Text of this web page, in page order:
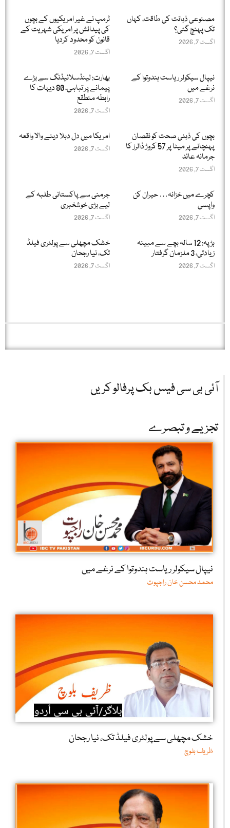
مصنوعی ذہانت کی طاقت، کہاں
تک پہنچ گئی؟
اگست 7, 2026
ٹرمپ نے غیر امریکیوں کے بچوں
کی پیدائش پر امریکی شہریت کے
قانون کو محدود کردیا
اگست 7, 2026
نیپال سیکولر ریاست ہندوتوا کے
نرغے میں
اگست 7, 2026
بھارت: لینڈسلائیڈنگ سے بڑے
پیمانے پر تباہی، 80 دیہات کا
رابطہ منطقع
اگست 7, 2026
بچوں کی ذہنی صحت کو نقصان
پہنچانے پر میٹا پر 57 کروڑ ڈالرز کا
جرمانہ عائد
اگست 7, 2026
امریکا میں دل دہلا دینے والا واقعہ
اگست 7, 2026
کچرے میں خزانہ… حیران کن
واپسی
اگست 7, 2026
جرمنی سے پاکستانی طلبہ کے
لیے بڑی خوشخبری
اگست 7, 2026
ہڑپہ: 12 سالہ بچے سے مبینہ
زیادتی، 3 ملزمان گرفتار
اگست 7, 2026
خشک مچھلی سے پولٹری فیلڈ
تک، نیا رجحان
اگست 7, 2026
آئی بی سی فیس بک پرفالو کریں
تجزیے و تبصرے
نیپال سیکولر ریاست ہندوتوا کے نرغے میں
محمد محسن خان راجپوت
خشک مچھلی سے پولٹری فیلڈ تک، نیا رجحان
ظریف بلوچ